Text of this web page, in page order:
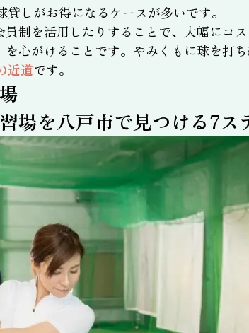
しがお得になるケースが多いです。
制を活用したりすることで、大幅にコ
心がけることです。やみくもに球を打
近道です。
場を八戸市で見つける7ス